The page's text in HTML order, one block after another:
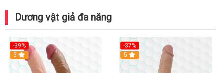
Dương vật giả đa năng
-39%
Hot
5
-37%
5